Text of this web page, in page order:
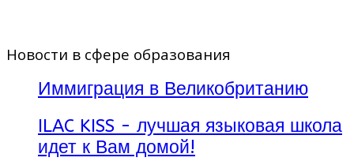
зачетных книг. Более 100 других университетов
разработанные WSIiZ, здесь студенты могут получить
международные языковые и информационные
отличной репутацией среди работодателей.
Университет в Польше WSIiZзанимает первое место в
Новости в сфере образования
Иммиграция в Великобританию
ILAC KISS - лучшая языковая школа
идет к Вам домой!